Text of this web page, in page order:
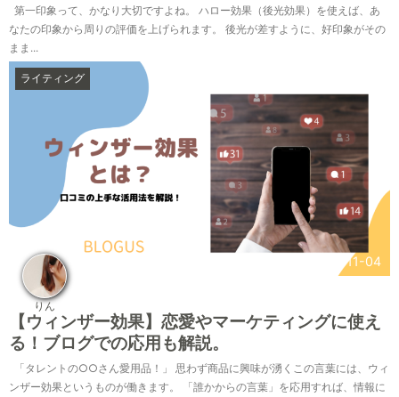
第一印象って、かなり大切ですよね。 ハロー効果（後光効果）を使えば、あ
なたの印象から周りの評価を上げられます。 後光が差すように、好印象がその
まま...
【ウィンザー効果】恋愛やマーケティングに使え
る！ブログでの応用も解説。
2022-11-04
りん
「タレントの○○さん愛用品！」 思わず商品に興味が湧くこの言葉には、ウィ
ンザー効果というものが働きます。 「誰かからの言葉」を応用すれば、情報に
ライティング